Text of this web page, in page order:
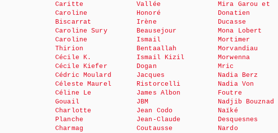
Caritte
Caroline
Biscarrat
Caroline Sury
Caroline
Thirion
Cécile K.
Cécile Kiefer
Cédric Moulard
Céleste Maurel
Céline Le
Gouail
Charlotte
Planche
Charmag
Vallée
Honoré
Irène
Beausejour
Ismail
Bentaallah
Ismail Kizil
Dogan
Jacques
Ristorcelli
James Albon
JBM
Jean Codo
Jean-Claude
Coutausse
Mira Garou et
Donatien
Ducasse
Mona Lobert
Mortimer
Morvandiau
Morwenna
Mric
Nadia Berz
Nadia Von
Foutre
Nadjib Bouznad
Naïké
Desquesnes
Nardo